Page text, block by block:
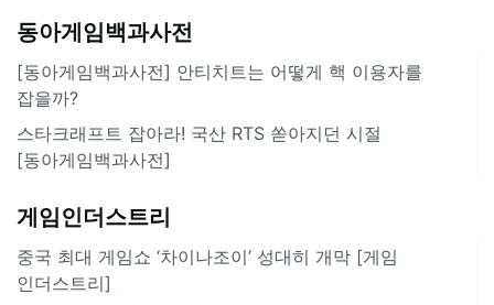
동아게임백과사전
[동아게임백과사전] 안티치트는 어떻게 핵 이용자를
잡을까?
스타크래프트 잡아라! 국산 RTS 쏟아지던 시절
[동아게임백과사전]
게임인더스트리
중국 최대 게임쇼 ‘차이나조이’ 성대히 개막 [게임
인더스트리]